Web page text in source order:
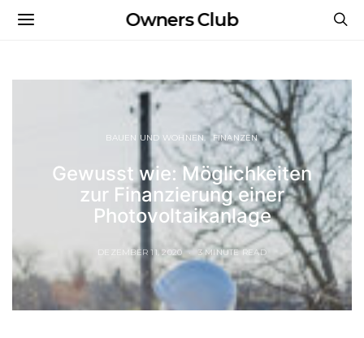
Owners Club
BAUEN UND WOHNEN FINANZEN
Gewusst wie: Möglichkeiten
zur Finanzierung einer
Photovoltaikanlage
DEZEMBER 11, 2020 3 MINUTE READ